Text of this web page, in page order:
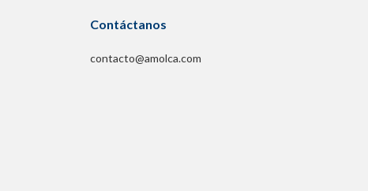
Contáctanos
contacto@amolca.com